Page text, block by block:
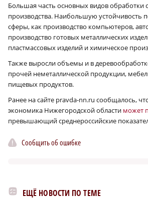
Большая часть основных видов обработки
производства. Наибольшую устойчивость
сферы, как производство компьютеров,
производство готовых металлических
пластмассовых изделий и химическое
Также выросли объемы и в
прочей неметаллической продукции,
пищевых продуктов.
Ранее на сайте pravda-nn.ru сообщалось,
экономика Нижегородской области может
превышающий среднероссийские
Сообщить об ошибке
ЕЩЁ НОВОСТИ ПО ТЕМЕ